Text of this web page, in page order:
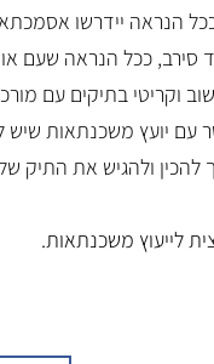
הנראה יידרשו
ככל הנראה שעם
וקריטי בתיקים עם
עם יועץ משכנתאות שיש
להכין ולהגיש את התיק
לייעוץ משכנתאות.